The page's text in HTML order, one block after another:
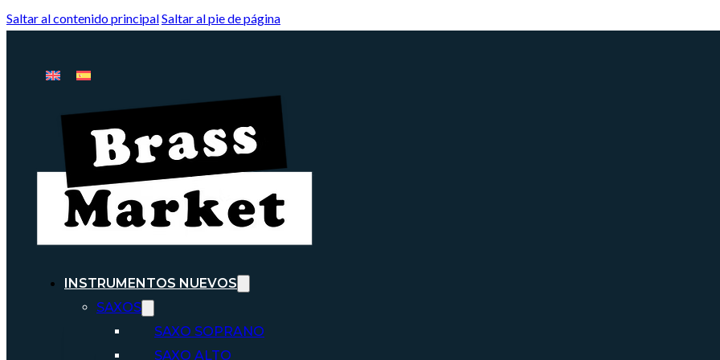
Saltar al contenido principalSaltar al pie de página
INSTRUMENTOS NUEVOS
SAXOS
SAXO SOPRANO
SAXO ALTO